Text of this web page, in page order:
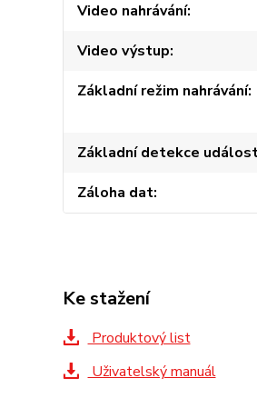
Video nahrávání
Video výstup
Základní režim nahrávání
Základní detekce
Záloha dat
Ke stažení
Produktový list
Uživatelský manuál